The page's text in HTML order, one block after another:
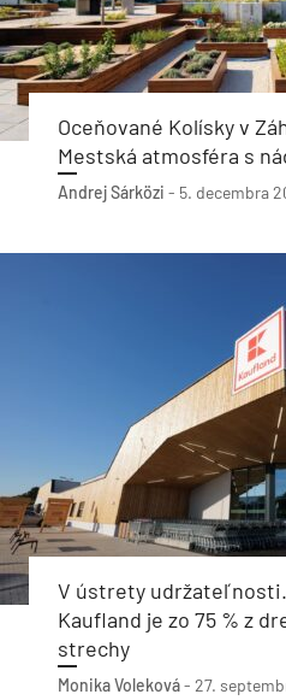
Oceňované Kolísky v
Mestská atmosféra s
Andrej Sárközi - 5. decembra
V ústrety
Kaufland je zo 75 % z
strechy
Monika Voleková- 27.